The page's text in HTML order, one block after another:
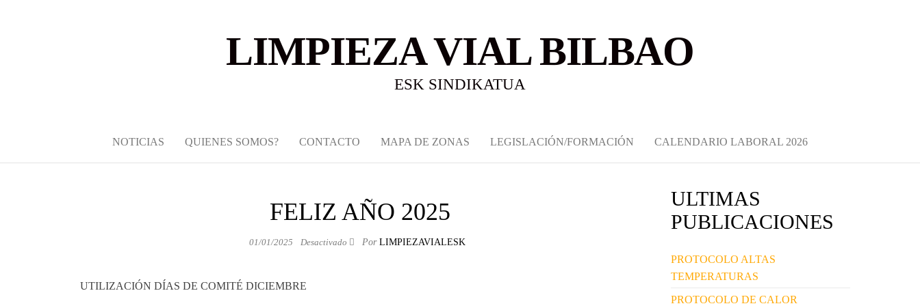
LIMPIEZA VIAL BILBAO
ESK SINDIKATUA
NOTICIAS QUIENES SOMOS? CONTACTO MAPA DE ZONAS LEGISLACIÓN/FORMACIÓN CALENDARIO LABORAL 2026
FELIZ AÑO 2025
01/01/2025 Desactivado Por LIMPIEZAVIALESK
UTILIZACIÓN DÍAS DE COMITÉ DICIEMBRE
ULTIMAS
PUBLICACIONES
PROTOCOLO ALTAS
TEMPERATURAS
PROTOCOLO DE CALOR